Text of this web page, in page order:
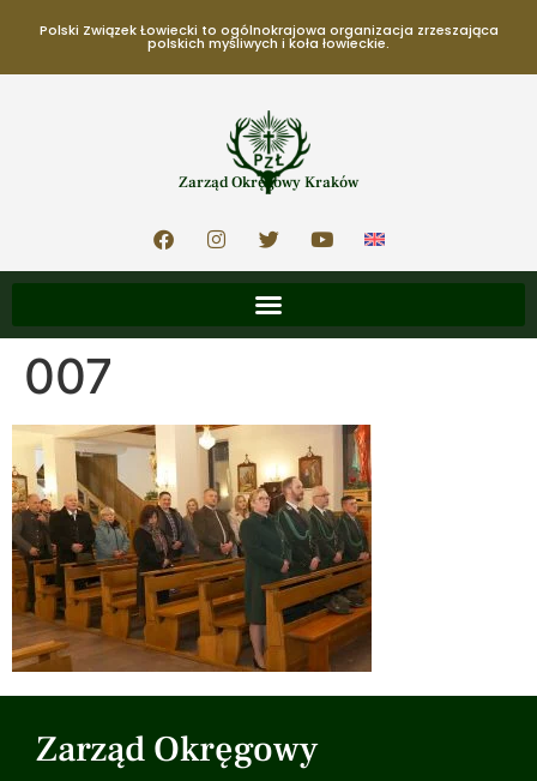
Polski Związek Łowiecki to ogólnokrajowa organizacja zrzeszająca
polskich myśliwych i koła łowieckie.
Zarząd Okręgowy Kraków
007
Zarząd Okręgowy